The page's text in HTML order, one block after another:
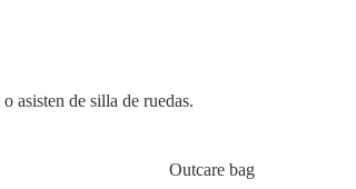
asisten de silla de ruedas.